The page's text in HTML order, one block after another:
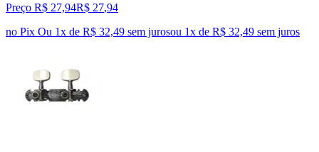
Preço R$ 27,94R$ 27,94
no Pix Ou 1x de R$ 32,49 sem jurosou 1x de R$ 32,49 sem juros